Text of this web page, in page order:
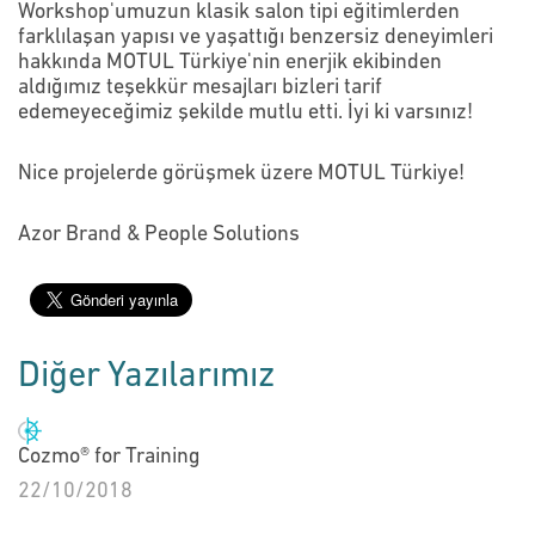
Workshop'umuzun klasik salon tipi eğitimlerden
farklılaşan yapısı ve yaşattığı benzersiz deneyimleri
hakkında MOTUL Türkiye'nin enerjik ekibinden
aldığımız teşekkür mesajları bizleri tarif
edemeyeceğimiz şekilde mutlu etti. İyi ki varsınız!
Nice projelerde görüşmek üzere MOTUL Türkiye!
Azor Brand & People Solutions
Diğer Yazılarımız
Cozmo® for Training
22/10/2018